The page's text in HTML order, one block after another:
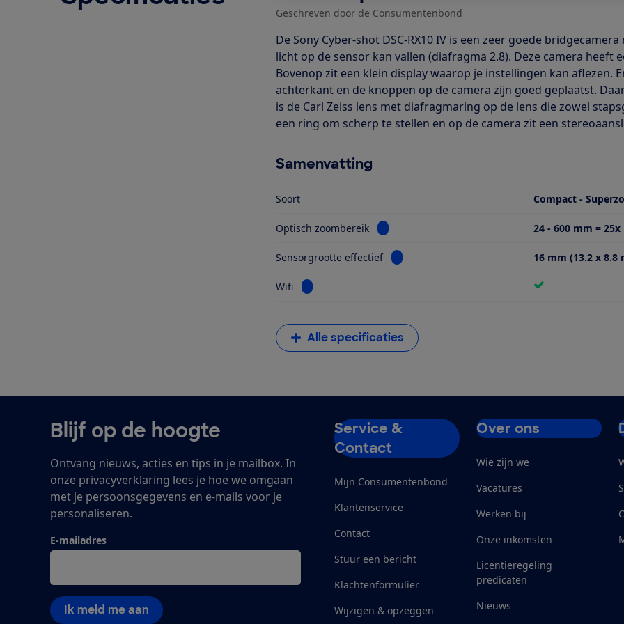
Geschreven door de Consumentenbond
De Sony Cyber-shot DSC-RX10 IV is een zeer goede
licht op de sensor kan vallen (diafragma 2.8). Deze camera heeft
Bovenop zit een klein display waarop je instellingen kan aflezen.
achterkant en de knoppen op de camera zijn goed geplaatst.
is de Carl Zeiss lens met diafragmaring op de lens die zowel
een ring om scherp te stellen en op de camera zit een
Samenvatting
Soort Compact -
Optisch zoombereik Bekijk informatie voor Optisch zoombereik24 - 600 mm = 25x
Sensorgrootte effectief Bekijk informatie voor Sensorgrootte effectief
16 mm (13.2 x 8.8
Wifi Bekijk informatie voor Wifi
Alle specificaties
Blijf op de hoogte
Ontvang nieuws, acties en tips in je mailbox. In
onze privacyverklaring lees je hoe we omgaan
met je persoonsgegevens en e-mails voor je
personaliseren.
E-mailadres
Ik meld me aan
Service &
Contact
Mijn Consumentenbond
Klantenservice
Contact
Stuur een bericht
Klachtenformulier
Wijzigen & opzeggen
Over ons
Wie zijn we
Vacatures
Werken bij
Onze inkomsten
Licentieregeling
predicaten
Nieuws